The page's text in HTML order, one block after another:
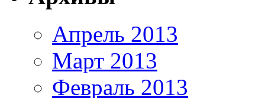
Апрель 2013
Март 2013
Февраль 2013